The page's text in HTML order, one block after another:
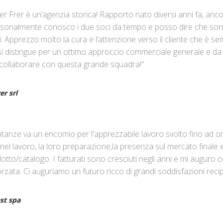
Frer è un’agenzia storica! Rapporto nato diversi anni fa,
conosco i due soci da tempo e posso dire che
molto la cura e l’attenzione verso il cliente che è
distingue per un ottimo approccio commerciale generale e
con questa grande squadra!"
srl
va un encomio per l'apprezzabile lavoro svolto fino ad
lavoro, la loro preparazione,la presenza sul mercato
catalogo. I fatturati sono cresciuti negli anni e mi auguro
Ci auguriamo un futuro ricco di grandi soddisfazioni
spa